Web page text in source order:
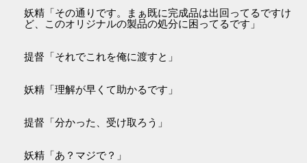
妖精「その通りです。まぁ既に完成品は出回ってるですけ
ど、このオリジナルの製品の処分に困ってるです」
提督「それでこれを俺に渡すと」
妖精「理解が早くて助かるです」
提督「分かった、受け取ろう」
妖精「あ？マジで？」